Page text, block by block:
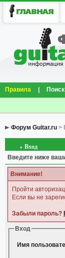
Правила Поиск
Форум Guitar.ru >
Вход
Введите ниже
Внимание!
Пройти
Если вы не
Забыли пароль?
Вход
Имя